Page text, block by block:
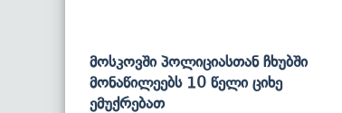
Მოსკოვში Პოლიციასთან Ჩხუბში
Მონაწილეებს 10 Წელი Ციხე
Ემუქრებათ